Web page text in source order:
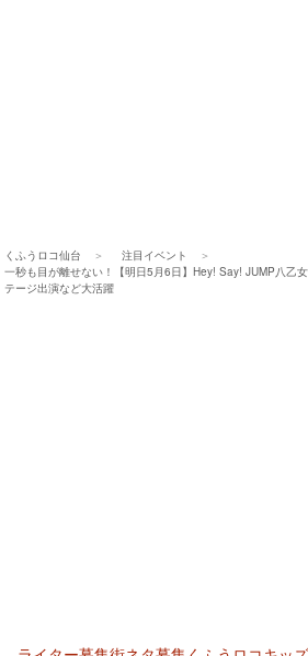
くふうロコ仙台
注目イベント
一秒も目が離せない！【明日5月6日】Hey! Say! JUMP八乙
テージ出演など大活躍